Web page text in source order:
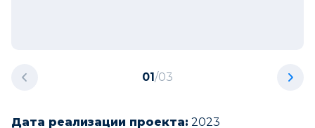
01/03
Дата реализации проекта: 2023